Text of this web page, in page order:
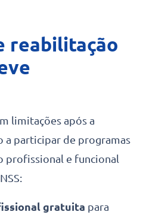
reabilitação
limitações após a
participar de programas
profissional e funcional
gratuita para